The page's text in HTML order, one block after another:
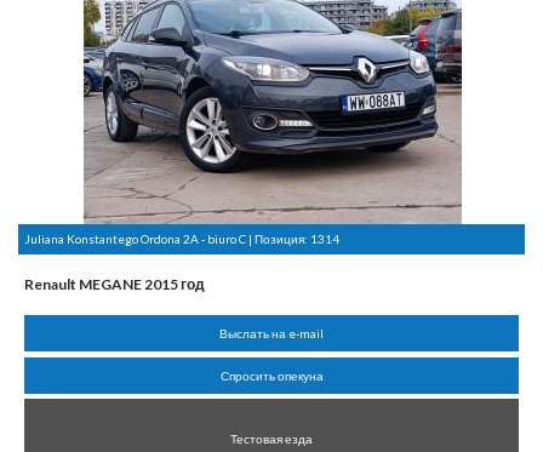
Juliana Konstantego Ordona 2A - biuro C | Позиция: 1314
Renault MEGANE 2015 год
Выслать на e-mail
Спросить опекуна
Тестовая езда